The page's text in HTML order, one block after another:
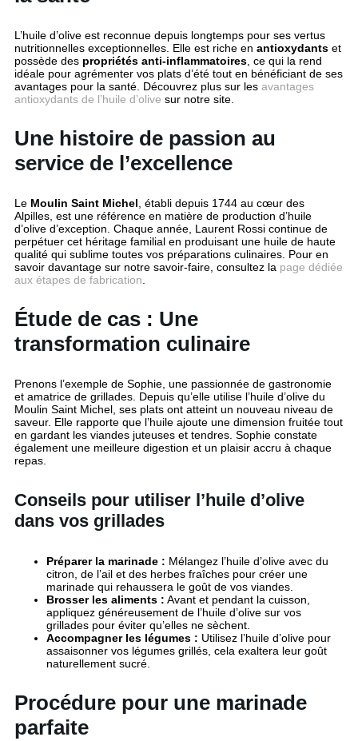
L’huile d’olive est reconnue depuis longtemps pour ses vertus
nutritionnelles exceptionnelles. Elle est riche en antioxydants et
possède des propriétés anti-inflammatoires , ce qui la rend
idéale pour agrémenter vos plats d’été tout en bénéficiant de ses
avantages pour la santé. Découvrez plus sur les avantages
antioxydants de l’huile d’olive sur notre site.
Une histoire de passion au
service de l’excellence
Le Moulin Saint Michel , établi depuis 1744 au cœur des
Alpilles, est une référence en matière de production d’huile
d’olive d’exception. Chaque année, Laurent Rossi continue de
perpétuer cet héritage familial en produisant une huile de haute
qualité qui sublime toutes vos préparations culinaires. Pour en
savoir davantage sur notre savoir-faire, consultez la page dédiée
aux étapes de fabrication
Étude de cas : Une
transformation culinaire
Prenons l’exemple de Sophie, une passionnée de gastronomie
et amatrice de grillades. Depuis qu’elle utilise l’huile d’olive du
Moulin Saint Michel, ses plats ont atteint un nouveau niveau de
saveur. Elle rapporte que l’huile ajoute une dimension fruitée tout
en gardant les viandes juteuses et tendres. Sophie constate
également une meilleure digestion et un plaisir accru à chaque
repas.
Conseils pour utiliser l’huile d’olive
dans vos grillades
Préparer la marinade : Mélangez l’huile d’olive avec du
citron, de l’ail et des herbes fraîches pour créer une
marinade qui rehaussera le goût de vos viandes.
Brosser les aliments : Avant et pendant la cuisson,
appliquez généreusement de l’huile d’olive sur vos
grillades pour éviter qu’elles ne sèchent.
Accompagner les légumes : Utilisez l’huile d’olive pour
assaisonner vos légumes grillés, cela exaltera leur goût
naturellement sucré.
Procédure pour une marinade
parfaite